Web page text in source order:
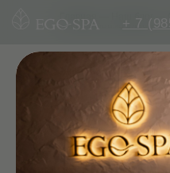
+ 7 (985) 063-16-
Наш блог